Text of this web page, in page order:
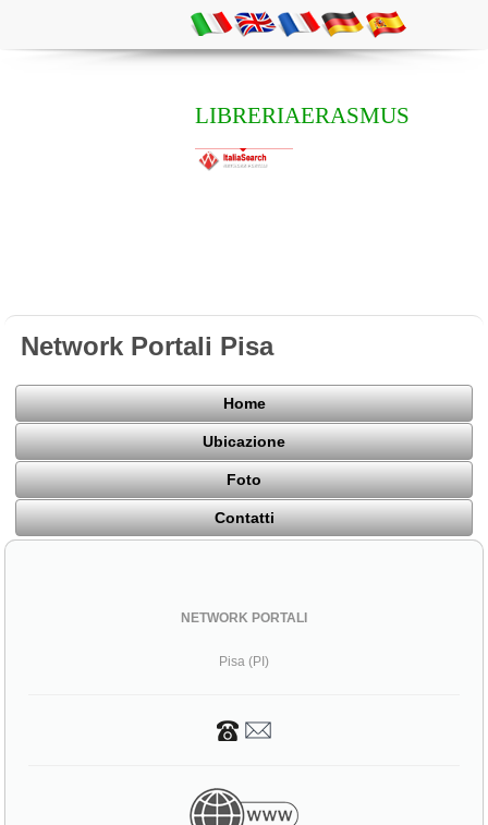
LIBRERIAERASMUS
Network Portali Pisa
Home
Ubicazione
Foto
Contatti
NETWORK PORTALI
Pisa (PI)